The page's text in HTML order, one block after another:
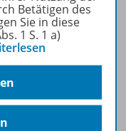
Betätigen des
Sie in diese
1 S. 1 a)